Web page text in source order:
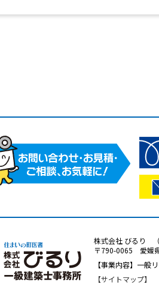
株式会社 びるり （
〒790-0065 愛媛
【事業内容】一般
サイトマップ